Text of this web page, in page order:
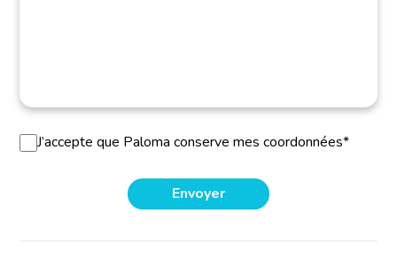
J’accepte que Paloma conserve mes coordonnées*